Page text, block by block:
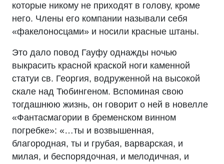
которые никому не приходят в голову, кроме
него. Члены его компании называли себя
«факелоносцами» и носили красные штаны.
Это дало повод Гауфу однажды ночью
выкрасить красной краской ноги каменной
статуи св. Георгия, водруженной на высокой
скале над Тюбингеном. Вспоминая свою
тогдашнюю жизнь, он говорит о ней в новелле
«Фантасмагории в бременском винном
погребке»: «…ты и возвышенная,
благородная, ты и грубая, варварская, и
милая, и беспорядочная, и мелодичная, и